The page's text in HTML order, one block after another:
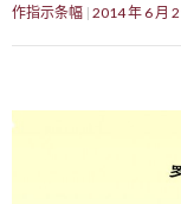
作指示条幅 2014 年 6 月